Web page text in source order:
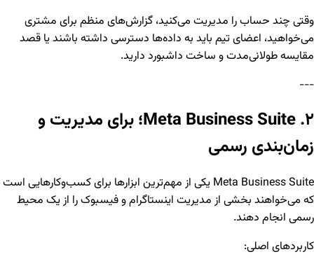
وقتی چند حساب را مدیریت می‌کنید، گزارش‌های منظم برای مشتری
می‌خواهید، اعضای تیم باید به داده‌ها دسترسی داشته باشند یا قصد
مقایسه طولانی‌مدت و ساخت داشبورد دارید.
---
۲. Meta Business Suite؛ برای مدیریت و
زمان‌بندی رسمی
Meta Business Suite یکی از مهم‌ترین ابزارها برای کسب‌وکارهایی است
که می‌خواهند بخشی از مدیریت اینستاگرام و فیسبوک را از یک محیط
رسمی انجام دهند.
کاربردهای اصلی: